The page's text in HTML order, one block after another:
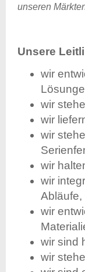
unseren
Unsere
wir
wir
wir
wir
wir
wir
Abläufe,
wir
wir sind
wir